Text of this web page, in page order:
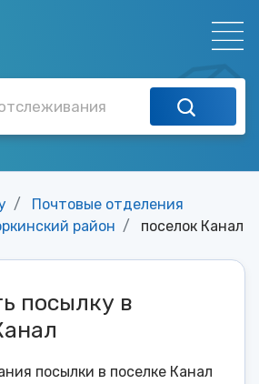
Почтовые отделения
район поселок Канал
посылку в
посылки в поселке Канал